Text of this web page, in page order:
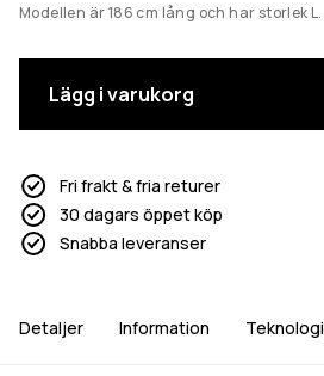
Modellen är 186 cm lång och har storlek L.
Lägg i varukorg
Fri frakt & fria returer
30 dagars öppet köp
Snabba leveranser
Detaljer Information Teknologi